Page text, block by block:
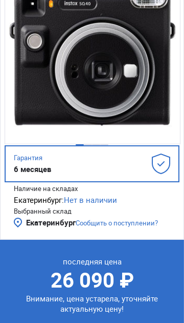
Гарантия
6 месяцев
Наличие на складах
Екатеринбург:Нет в наличии
Выбранный склад
ЕкатеринбургСообщить о поступлении?
последняя цена
26 090 ₽
Внимание, цена устарела, уточняйте
актуальную цену!